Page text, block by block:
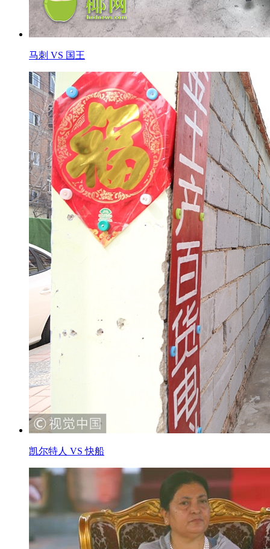
马刺 VS 国王
凯尔特人 VS 快船